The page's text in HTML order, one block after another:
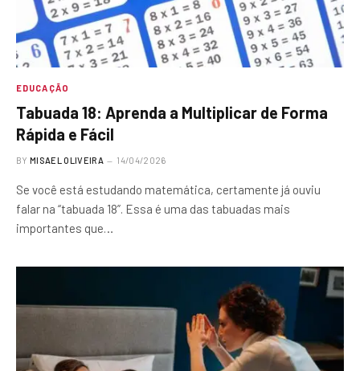
EDUCAÇÃO
Tabuada 18: Aprenda a Multiplicar de Forma
Rápida e Fácil
BY MISAEL OLIVEIRA 14/04/2026
Se você está estudando matemática, certamente já ouviu
falar na “tabuada 18”. Essa é uma das tabuadas mais
importantes que…